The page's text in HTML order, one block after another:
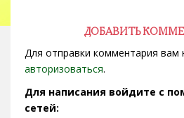
ДОБАВИТЬ
Для отправки комментария вам
авторизоваться.
Для написания войдите с
сетей: